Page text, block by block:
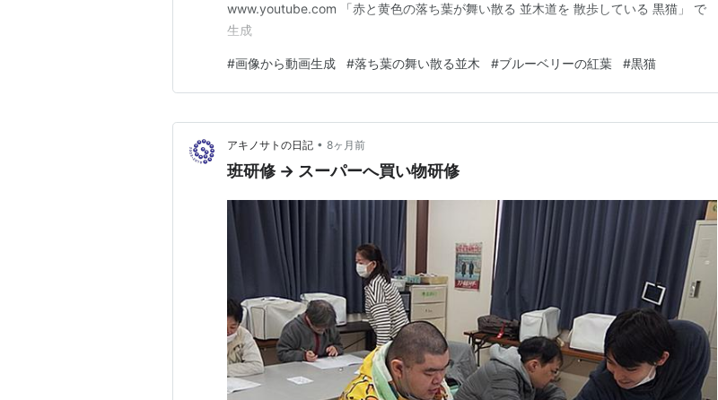
www.youtube.com 「赤と黄色の落ち葉が舞い散る 並木道を 散歩している 黒猫」 で
生成
#画像から動画生成 #落ち葉の舞い散る並木 #ブルーベリーの紅葉 #黒猫
アキノサトの日記 • 8ヶ月前
班研修 → スーパーへ買い物研修